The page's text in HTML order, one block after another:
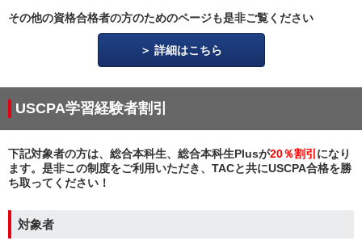
その他の資格合格者の方のためのページも是非ご覧ください
詳細はこちら
USCPA学習経験者割引
下記対象者の方は、総合本科生、総合本科生Plusが20％割引 になり
ます。是非この制度をご利用いただき、TACと共にUSCPA合格を勝
ち取ってください！
対象者